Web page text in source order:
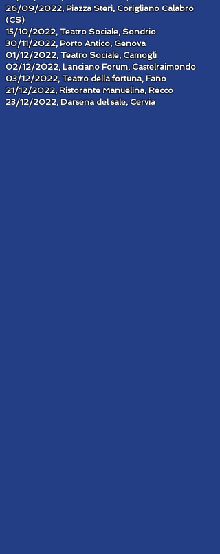
26/09/2022, Piazza Steri, Corigliano Calabro
(CS)
15/10/2022, Teatro Sociale, Sondrio
30/11/2022, Porto Antico, Genova
01/12/2022, Teatro Sociale, Camogli
02/12/2022, Lanciano Forum, Castelraimondo
03/12/2022, Teatro della fortuna, Fano
21/12/2022, Ristorante Manuelina, Recco
23/12/2022, Darsena del sale, Cervia